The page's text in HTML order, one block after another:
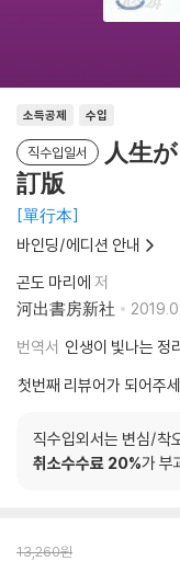
소득공제 수입
직수입일서
人生
訂版
單行本
바인딩/에디션 안내
곤도 마리에 저
河出書房新社
번역서 인생이 빛나는 정
첫번째 리뷰어가 되어주
직수입외서는 변심/착
취소수수료 20%가 부
13,260원